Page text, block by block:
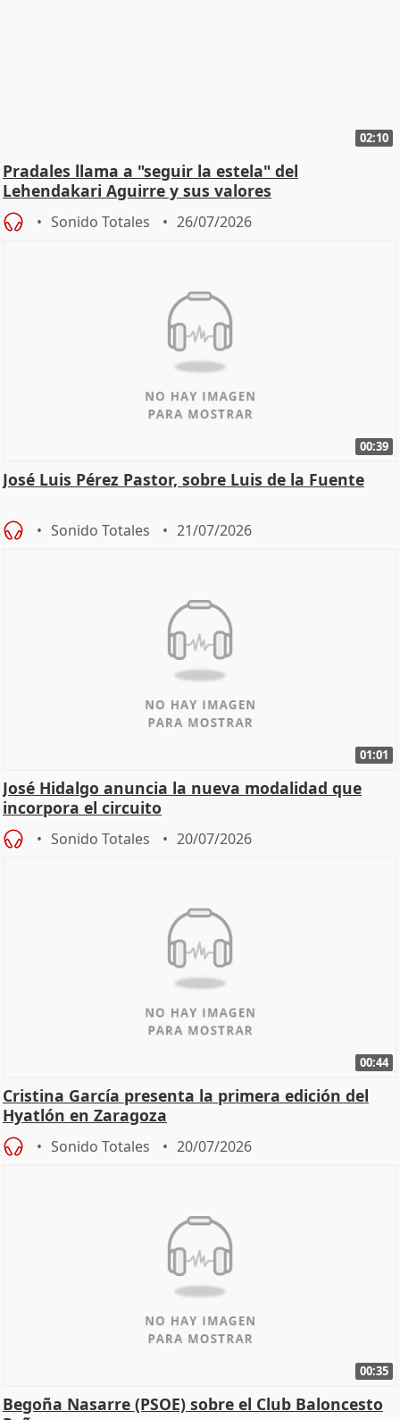
02:10
Pradales llama a "seguir la estela" del
Lehendakari Aguirre y sus valores
Sonido Totales 26/07/2026
00:39
José Luis Pérez Pastor, sobre Luis de la Fuente
Sonido Totales 21/07/2026
01:01
José Hidalgo anuncia la nueva modalidad que
incorpora el circuito
Sonido Totales 20/07/2026
00:44
Cristina García presenta la primera edición del
Hyatlón en Zaragoza
Sonido Totales 20/07/2026
00:35
Begoña Nasarre (PSOE) sobre el Club Baloncesto